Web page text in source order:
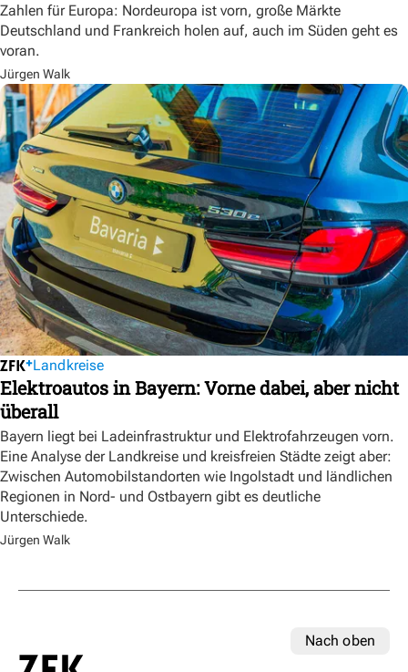
Zahlen für Europa: Nordeuropa ist vorn, große Märkte
Deutschland und Frankreich holen auf, auch im Süden geht es
voran.
Jürgen Walk
Landkreise
Elektroautos in Bayern: Vorne dabei, aber nicht
überall
Bayern liegt bei Ladeinfrastruktur und Elektrofahrzeugen vorn.
Eine Analyse der Landkreise und kreisfreien Städte zeigt aber:
Zwischen Automobilstandorten wie Ingolstadt und ländlichen
Regionen in Nord- und Ostbayern gibt es deutliche
Unterschiede.
Jürgen Walk
Nach oben